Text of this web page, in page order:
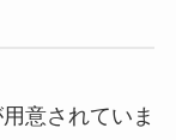
意されていま